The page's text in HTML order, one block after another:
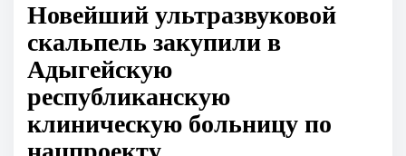
Новейший ультразвуковой
скальпель закупили в
Адыгейскую
республиканскую
клиническую больницу по